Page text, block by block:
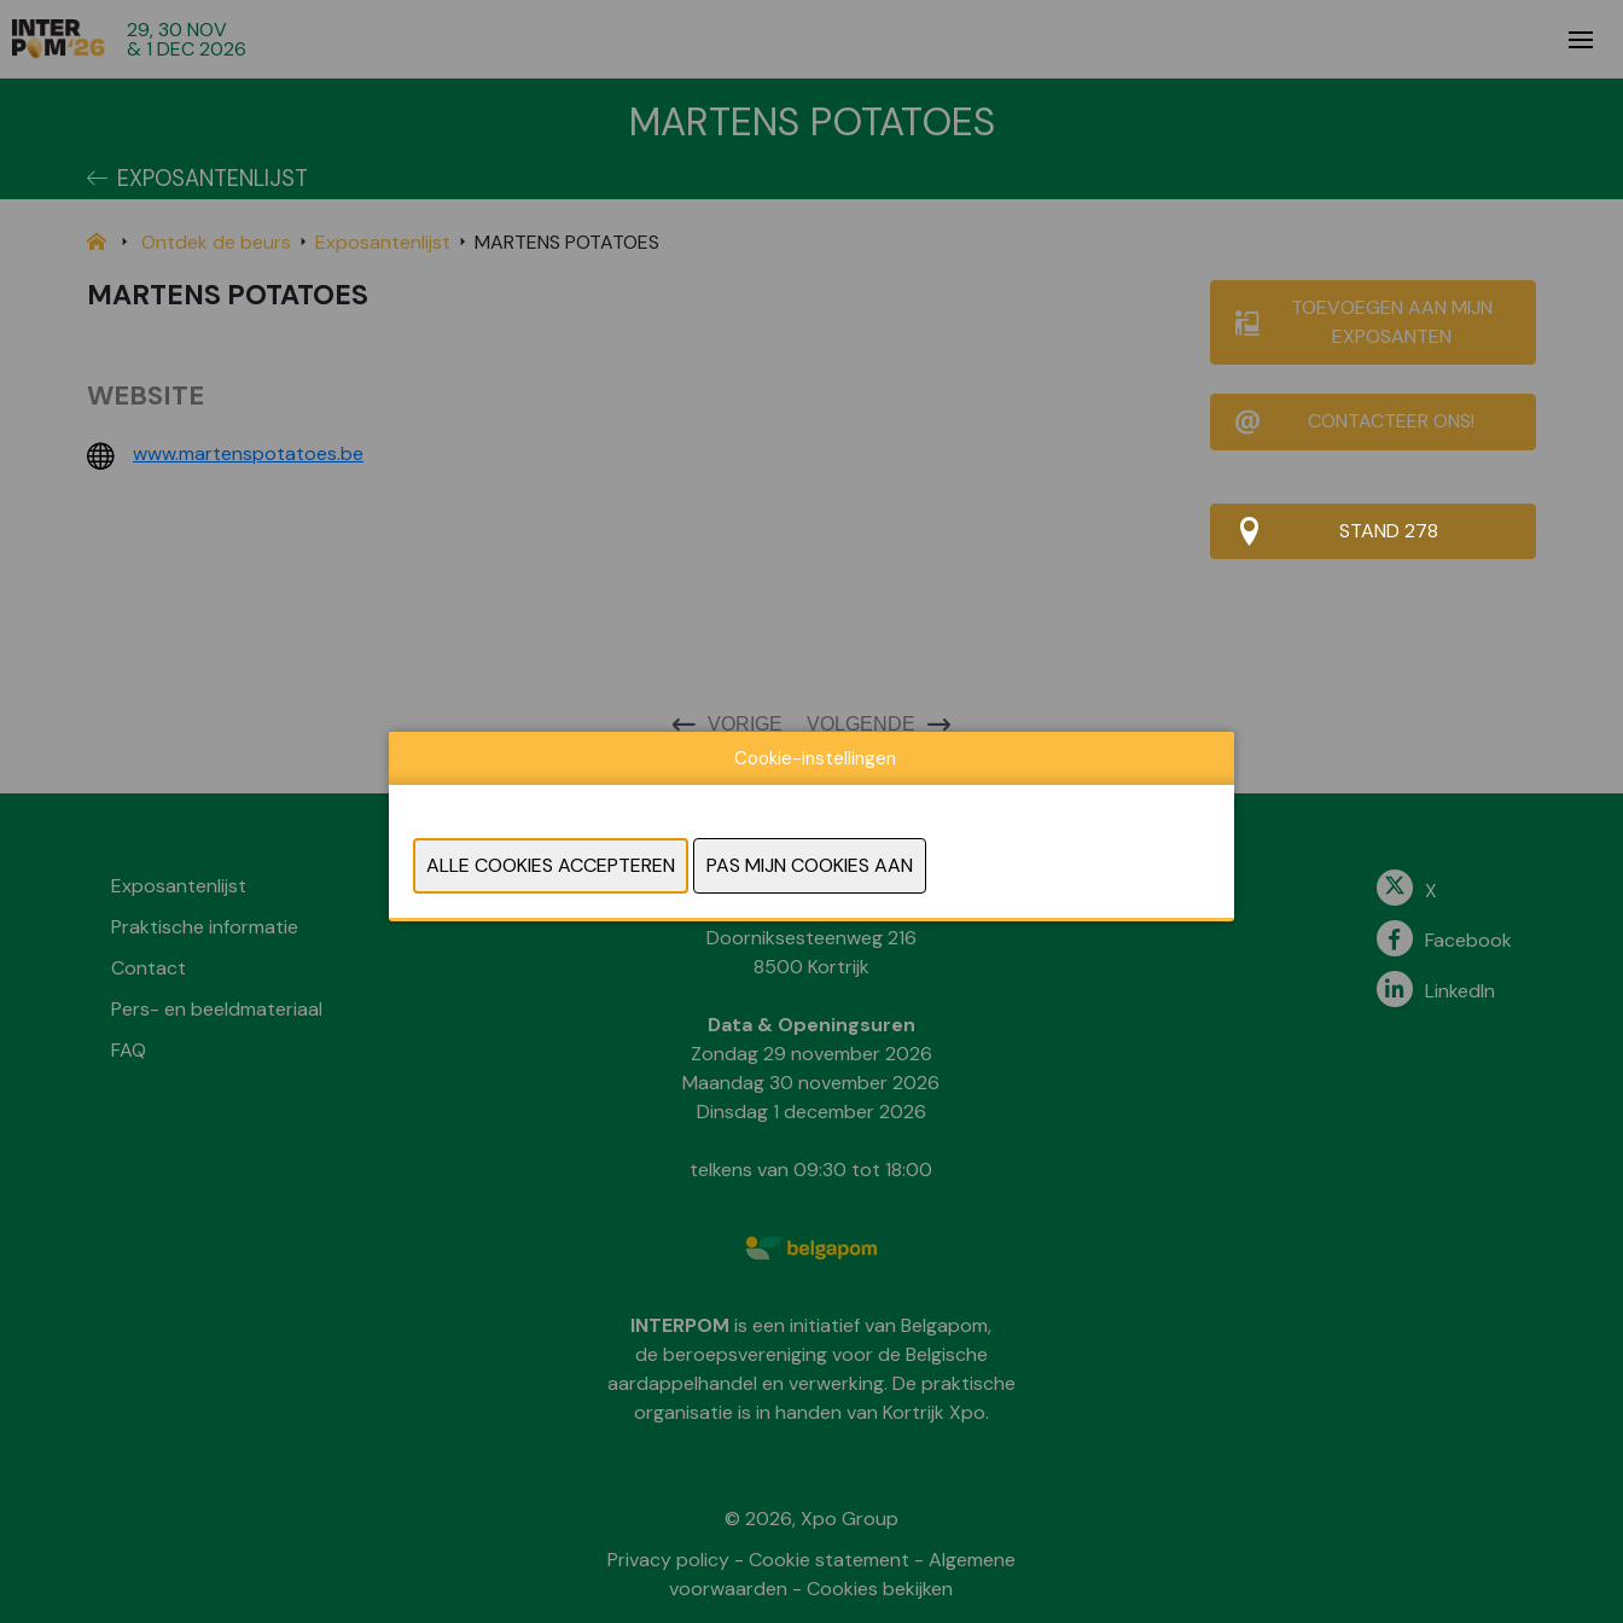
29, 30 NOV
& 1 DEC 2026
MARTENS POTATOES
EXPOSANTENLIJST
Ontdek de beurs Exposantenlijst MARTENS POTATOES
MARTENS POTATOES
TOEVOEGEN AAN MIJN
EXPOSANTEN
CONTACTEER ONS!
STAND 278
WEBSITE
www.martenspotatoes.be
VORIGE VOLGENDE
Exposantenlijst
Praktische informatie
Contact
Pers- en beeldmateriaal
FAQ
Locatie
Doorniksesteenweg 216
8500 Kortrijk
Data & Openingsuren
Zondag 29 november 2026
Maandag 30 november 2026
Dinsdag 1 december 2026
telkens van 09:30 tot 18:00
INTERPOMis een initiatief van Belgapom,
de beroepsvereniging voor de Belgische
aardappelhandel en verwerking. De praktische
organisatie is in handen van Kortrijk Xpo.
X
Facebook
LinkedIn
© 2026, Xpo Group
Privacy policy- Cookie statement - Algemene
voorwaarden -Cookies bekijken
Cookie-instellingen